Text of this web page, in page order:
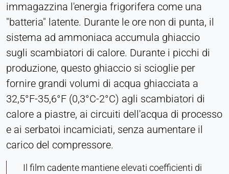
immagazzina l'energia frigorifera come una
"batteria" latente. Durante le ore non di punta, il
sistema ad ammoniaca accumula ghiaccio
sugli scambiatori di calore. Durante i picchi di
produzione, questo ghiaccio si scioglie per
fornire grandi volumi di acqua ghiacciata a
32,5°F-35,6°F (0,3°C-2°C) agli scambiatori di
calore a piastre, ai circuiti dell'acqua di processo
e ai serbatoi incamiciati, senza aumentare il
carico del compressore.
Il film cadente mantiene elevati coefficienti di